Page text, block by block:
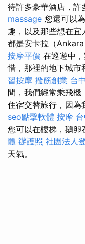
待許多豪華酒店，許
massage 您還可以
趣，以及那些想在
都是安卡拉（
按摩平價 在巡遊中
惜，那裡的地下城市
習按摩 撥筋創業 台
間，我們經常乘飛機
住宿交替旅行，因為
seo點擊軟體 按摩
您可以在樓梯，鵝卵
體 辦護照 社團法人
天氣。